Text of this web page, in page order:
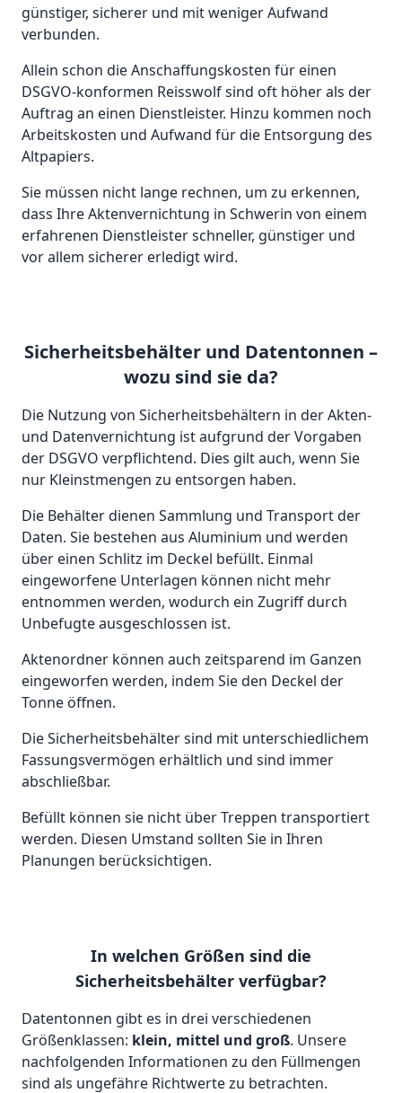
günstiger, sicherer und mit weniger Aufwand
verbunden.
Allein schon die Anschaffungskosten für einen
DSGVO-konformen Reisswolf sind oft höher als der
Auftrag an einen Dienstleister. Hinzu kommen noch
Arbeitskosten und Aufwand für die Entsorgung des
Altpapiers.
Sie müssen nicht lange rechnen, um zu erkennen,
dass Ihre Aktenvernichtung in Schwerin von einem
erfahrenen Dienstleister schneller, günstiger und
vor allem sicherer erledigt wird.
Sicherheitsbehälter und Datentonnen –
wozu sind sie da?
Die Nutzung von Sicherheitsbehältern in der Akten-
und Datenvernichtung ist aufgrund der Vorgaben
der DSGVO verpflichtend. Dies gilt auch, wenn Sie
nur Kleinstmengen zu entsorgen haben.
Die Behälter dienen Sammlung und Transport der
Daten. Sie bestehen aus Aluminium und werden
über einen Schlitz im Deckel befüllt. Einmal
eingeworfene Unterlagen können nicht mehr
entnommen werden, wodurch ein Zugriff durch
Unbefugte ausgeschlossen ist.
Aktenordner können auch zeitsparend im Ganzen
eingeworfen werden, indem Sie den Deckel der
Tonne öffnen.
Die Sicherheitsbehälter sind mit unterschiedlichem
Fassungsvermögen erhältlich und sind immer
abschließbar.
Befüllt können sie nicht über Treppen transportiert
werden. Diesen Umstand sollten Sie in Ihren
Planungen berücksichtigen.
In welchen Größen sind die
Sicherheitsbehälter verfügbar?
Datentonnen gibt es in drei verschiedenen
Größenklassen: klein, mittel und groß. Unsere
nachfolgenden Informationen zu den Füllmengen
sind als ungefähre Richtwerte zu betrachten.